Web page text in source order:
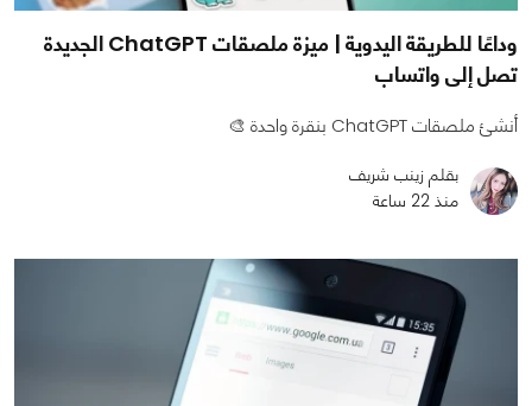
وداعًا للطريقة اليدوية | ميزة ملصقات ChatGPT الجديدة
تصل إلى واتساب
أنشئ ملصقات ChatGPT بنقرة واحدة 🎨
بقلم زينب شريف
منذ 22 ساعة